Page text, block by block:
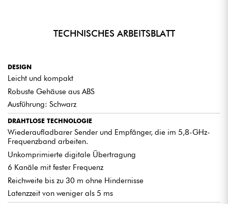
TECHNISCHES ARBEITSBLATT
DESIGN
Leicht und kompakt
Robuste Gehäuse aus ABS
Ausführung: Schwarz
DRAHTLOSE TECHNOLOGIE
Wiederaufladbarer Sender und Empfänger, die im 5,8-GHz-
Frequenzband arbeiten.
Unkomprimierte digitale Übertragung
6 Kanäle mit fester Frequenz
Reichweite bis zu 30 m ohne Hindernisse
Latenzzeit von weniger als 5 ms